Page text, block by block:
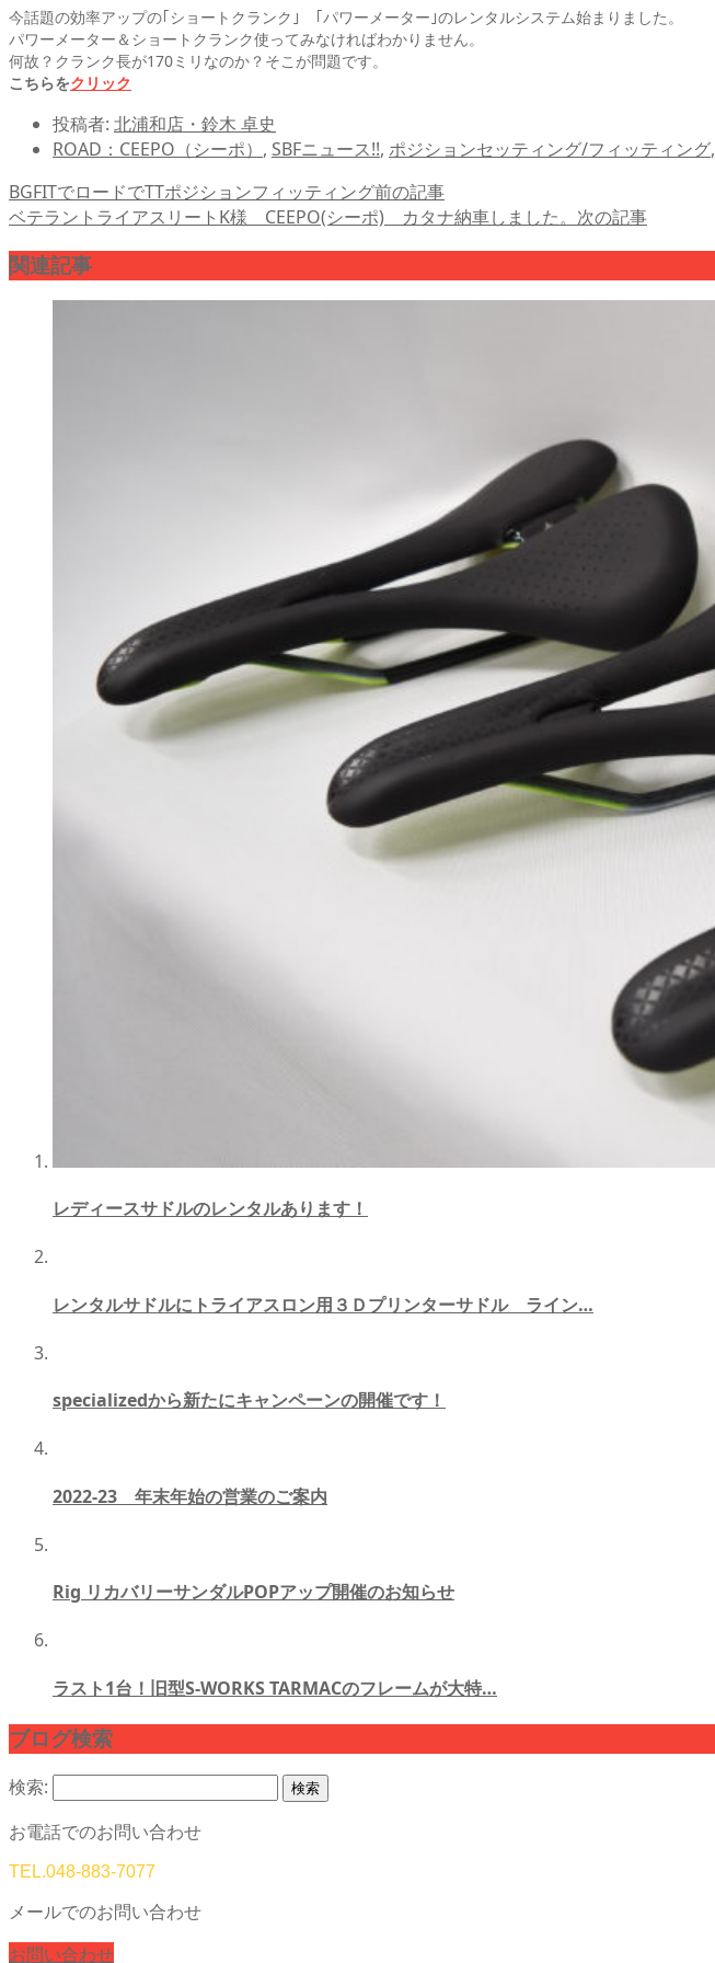
今話題の効率アップの｢ショートクランク｣ ｢パワーメーター｣のレンタルシステム始まりました。
パワーメーター＆ショートクランク使ってみなければわかりません。
何故？クランク長が170ミリなのか？そこが問題です。
こちらをクリック
投稿者: 北浦和店・鈴木 卓史
ROAD：CEEPO（シーポ） , SBFニュース!!, ポジションセッティング/フィッティング,
BGFITでロードでTTポジションフィッティング前の記事
ベテラントライアスリートK様 CEEPO(シーポ) カタナ納車しました。 次の記事
関連記事
レディースサドルのレンタルあります！
レンタルサドルにトライアスロン用３Ｄプリンターサドル ライン…
specializedから新たにキャンペーンの開催です！
2022-23 年末年始の営業のご案内
Rig リカバリーサンダルPOPアップ開催のお知らせ
ラスト1台！旧型S-WORKS TARMACのフレームが大特…
ブログ検索
検索:
お電話でのお問い合わせ
TEL.048-883-7077
メールでのお問い合わせ
お問い合わせ